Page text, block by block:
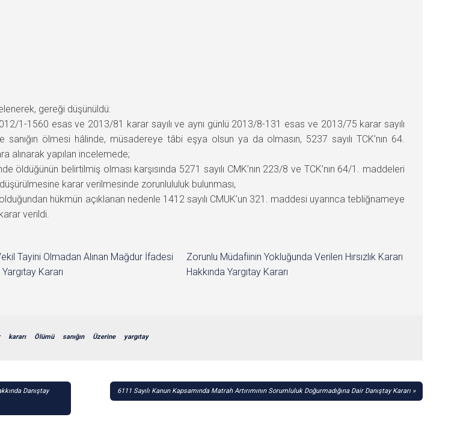
gereği düşünüldü:
1-1560 esas ve 2013/81 karar sayılı ve aynı günlü 2013/8-131 esas ve 2013/75 karar sayılı
ölmesi hâlinde, müsadereye tâbi eşya olsun ya da olmasın, 5237 sayılı TCK’nın 64.
alınarak yapılan incelemede;
öldüğünün belirtilmiş olması karşısında 5271 sayılı CMK’nın 223/8 ve TCK’nın 64/1. maddeleri
karar verilmesinde zorunlululuk bulunması,
hükmün açıklanan nedenle 1412 sayılı CMUK’un 321. maddesi uyarınca tebliğnameye
verildi.
Tayini Olmadan Alınan Mağdur İfadesi
Kararı
Zorunlu Müdafiinin Yokluğunda Verilen Hırsızlık Kararı
Hakkında Yargıtay Kararı
kararı Ölümü sanığın Üzerine yargıtay
Danıştay
6111 Sayılı Kanun Kapsamında Matrah Artırımının Sorumluluk Doğurmadığına Dair Danıştay Kararı